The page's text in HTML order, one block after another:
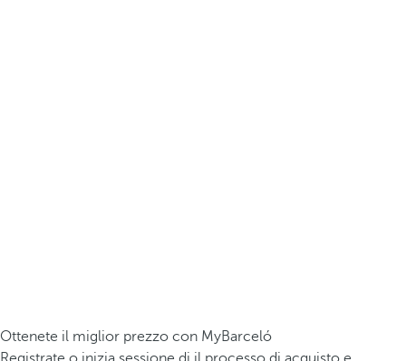
Ottenete il miglior prezzo con MyBarceló